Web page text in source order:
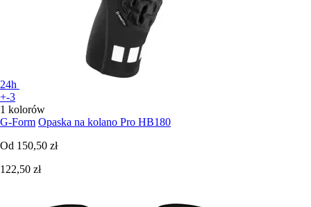
24h
+-3
1 kolorów
G-Form Opaska na kolano Pro HB180
Od 150,50 zł
122,50 zł